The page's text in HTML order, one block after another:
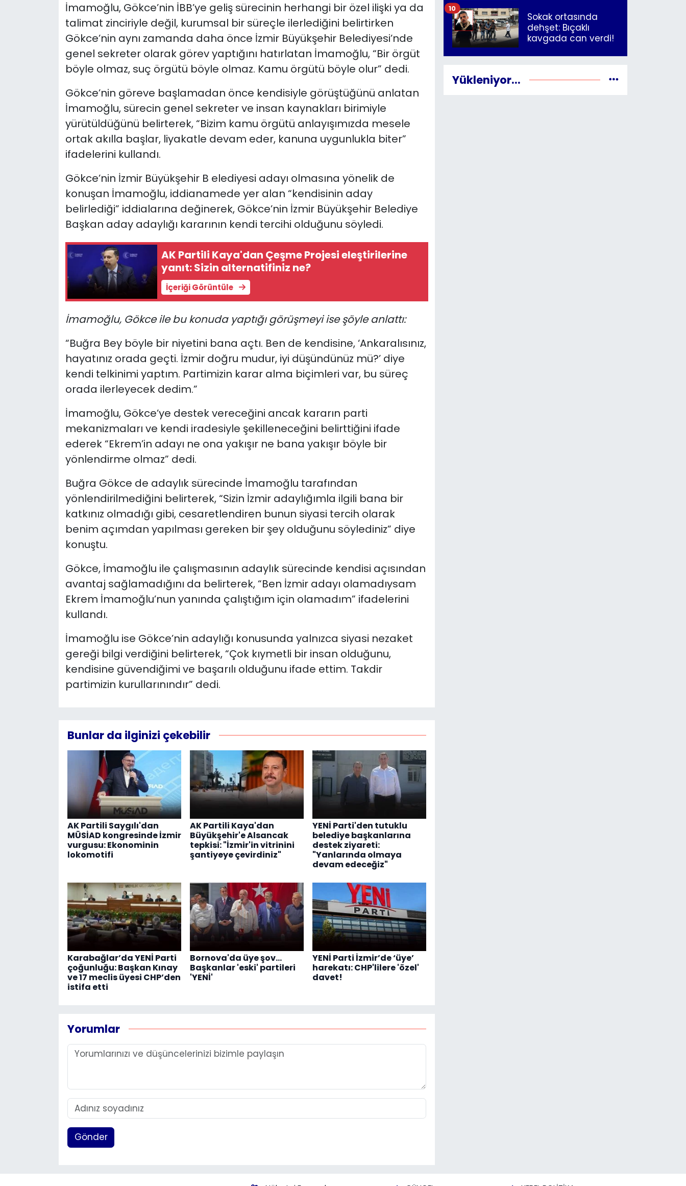
İmamoğlu, Gökce’nin İBB’ye geliş sürecinin herhangi bir özel ilişki ya da
talimat zinciriyle değil, kurumsal bir süreçle ilerlediğini belirtirken
Gökce’nin aynı zamanda daha önce İzmir Büyükşehir Belediyesi’nde
genel sekreter olarak görev yaptığını hatırlatan İmamoğlu, “Bir örgüt
böyle olmaz, suç örgütü böyle olmaz. Kamu örgütü böyle olur” dedi.
Gökce’nin göreve başlamadan önce kendisiyle görüştüğünü anlatan
İmamoğlu, sürecin genel sekreter ve insan kaynakları birimiyle
yürütüldüğünü belirterek, “Bizim kamu örgütü anlayışımızda mesele
ortak akılla başlar, liyakatle devam eder, kanuna uygunlukla biter”
ifadelerini kullandı.
Gökce’nin İzmir Büyükşehir B elediyesi adayı olmasına yönelik de
konuşan İmamoğlu, iddianamede yer alan “kendisinin aday
belirlediği” iddialarına değinerek, Gökce’nin İzmir Büyükşehir Belediye
Başkan aday adaylığı kararının kendi tercihi olduğunu söyledi.
AK Partili Kaya'dan Çeşme Projesi eleştirilerine
yanıt: Sizin alternatifiniz ne?
İçeriği Görüntüle
İmamoğlu, Gökce ile bu konuda yaptığı görüşmeyi ise şöyle anlattı:
“Buğra Bey böyle bir niyetini bana açtı. Ben de kendisine, ‘Ankaralısınız,
hayatınız orada geçti. İzmir doğru mudur, iyi düşündünüz mü?’ diye
kendi telkinimi yaptım. Partimizin karar alma biçimleri var, bu süreç
orada ilerleyecek dedim.”
İmamoğlu, Gökce’ye destek vereceğini ancak kararın parti
mekanizmaları ve kendi iradesiyle şekilleneceğini belirttiğini ifade
ederek “Ekrem’in adayı ne ona yakışır ne bana yakışır böyle bir
yönlendirme olmaz” dedi.
Buğra Gökce de adaylık sürecinde İmamoğlu tarafından
yönlendirilmediğini belirterek, “Sizin İzmir adaylığımla ilgili bana bir
katkınız olmadığı gibi, cesaretlendiren bunun siyasi tercih olarak
benim açımdan yapılması gereken bir şey olduğunu söylediniz” diye
konuştu.
Gökce, İmamoğlu ile çalışmasının adaylık sürecinde kendisi açısından
avantaj sağlamadığını da belirterek, “Ben İzmir adayı olamadıysam
Ekrem İmamoğlu’nun yanında çalıştığım için olamadım” ifadelerini
kullandı.
İmamoğlu ise Gökce’nin adaylığı konusunda yalnızca siyasi nezaket
gereği bilgi verdiğini belirterek, “Çok kıymetli bir insan olduğunu,
kendisine güvendiğimi ve başarılı olduğunu ifade ettim. Takdir
partimizin kurullarınındır” dedi.
Bunlar da ilginizi çekebilir
AK Partili Saygılı'dan
MÜSİAD kongresinde İzmir
vurgusu: Ekonominin
lokomotifi
AK Partili Kaya'dan
Büyükşehir'e Alsancak
tepkisi: "İzmir'in vitrinini
şantiyeye çevirdiniz"
YENİ Parti'den tutuklu
belediye başkanlarına
destek ziyareti:
"Yanlarında olmaya
devam edeceğiz"
Karabağlar’da YENİ Parti
çoğunluğu: Başkan Kınay
ve 17 meclis üyesi CHP’den
istifa etti
Bornova'da üye şov...
Başkanlar 'eski' partileri
'YENİ'
YENİ Parti İzmir’de ‘üye’
harekatı: CHP'lilere 'özel'
davet!
Yorumlar
Gönder
İzmir"
Sokak ortasında
dehşet: Bıçaklı
kavgada can verdi!
10
Yükleniyor...